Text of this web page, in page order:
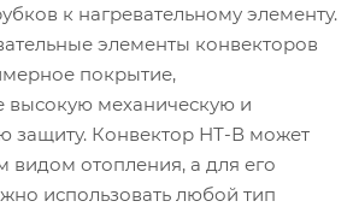
к нагревательному элементу.
элементы конвекторов
покрытие,
механическую и
защиту. Конвектор НТ-В может
видом отопления, а для его
использовать любой тип